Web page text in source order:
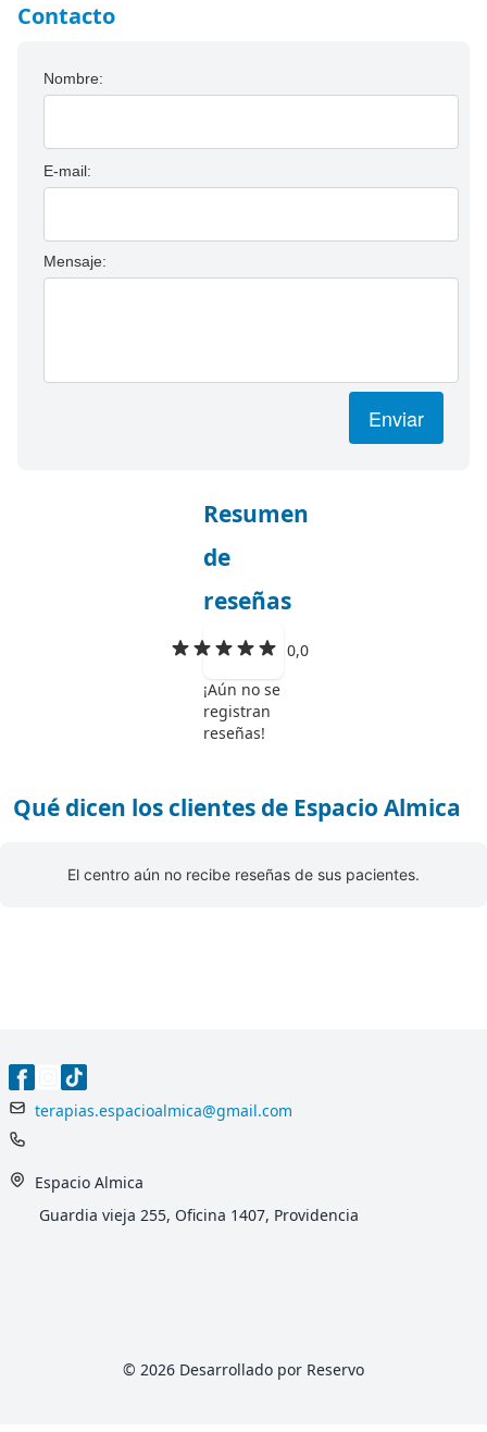
Contacto
Nombre:
E-mail:
Mensaje:
Enviar
Resumen
de
reseñas
0,0
¡Aún no se
registran
reseñas!
Qué dicen los clientes de Espacio Almica
El centro aún no recibe reseñas de sus pacientes.
terapias.espacioalmica@gmail.com
Espacio Almica
Guardia vieja 255, Oficina 1407, Providencia
© 2026 Desarrollado por Reservo